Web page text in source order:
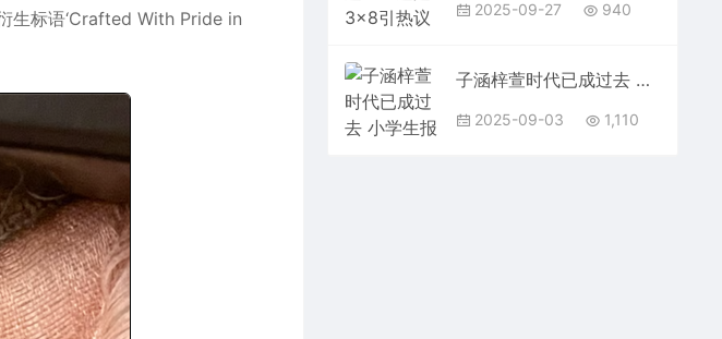
生标语‘Crafted With Pride in
2025-09-27 940
子涵梓萱时代已成过去 小学生报到名字惊艳众人：扶苏 知潼
2025-09-03 1,110